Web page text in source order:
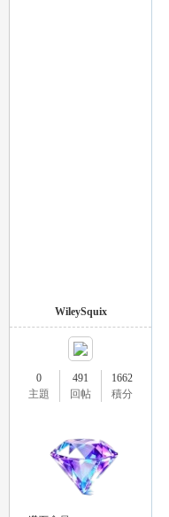
WileySquix
0
主題
491
回帖
1662
積分